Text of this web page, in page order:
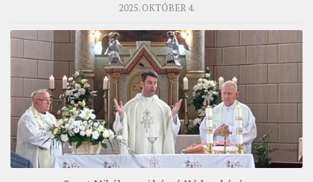
2025. OKTÓBER 4.